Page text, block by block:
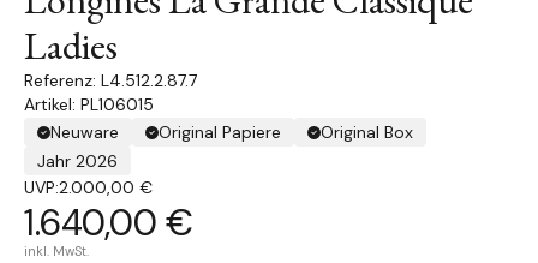
Ladies
L4.512.2.87.7
Artikel: PL106015
Neuware
Original Papiere
Original Box
Jahr 2026
UVP:2.000,00 €
1.640,00 €
inkl. MwSt.